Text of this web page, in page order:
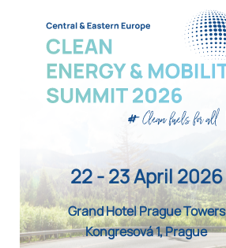
22 - 23 April 2026
Grand Hotel Prague Towers
Kongresová 1, Prague